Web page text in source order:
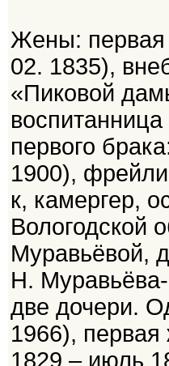
Жены: первая
02. 1835),
«Пиковой
первого
1900),
к, камергер,
Вологодской
Муравьёвой,
Н.
две дочери.
1966),
1829 – июль